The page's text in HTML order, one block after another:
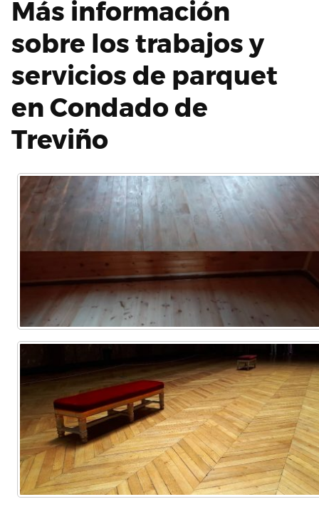
Más información
sobre los trabajos y
servicios de parquet
en Condado de
Treviño